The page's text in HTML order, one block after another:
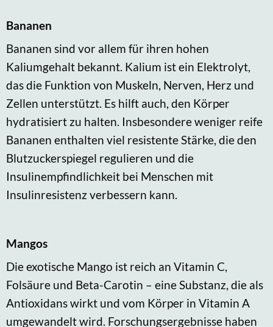
Bananen
Bananen sind vor allem für ihren hohen
Kaliumgehalt bekannt. Kalium ist ein Elektrolyt,
das die Funktion von Muskeln, Nerven, Herz und
Zellen unterstützt. Es hilft auch, den Körper
hydratisiert zu halten. Insbesondere weniger reife
Bananen enthalten viel resistente Stärke, die den
Blutzuckerspiegel regulieren und die
Insulinempfindlichkeit bei Menschen mit
Insulinresistenz verbessern kann.
Mangos
Die exotische Mango ist reich an Vitamin C,
Folsäure und Beta-Carotin – eine Substanz, die als
Antioxidans wirkt und vom Körper in Vitamin A
umgewandelt wird. Forschungsergebnisse haben